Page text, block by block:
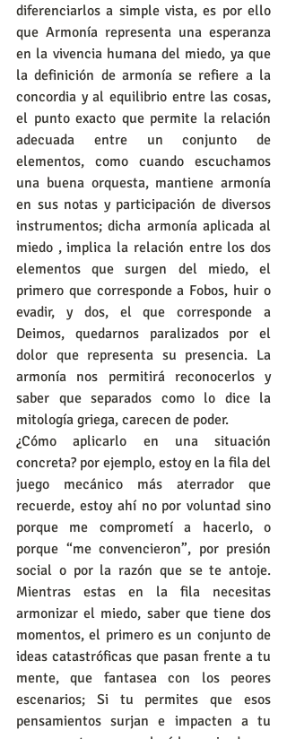
diferenciarlos a simple vista, es por ello
que Armonía representa una esperanza
en la vivencia humana del miedo, ya que
la definición de armonía se refiere a la
concordia y al equilibrio entre las cosas,
el punto exacto que permite la relación
adecuada entre un conjunto de
elementos, como cuando escuchamos
una buena orquesta, mantiene armonía
en sus notas y participación de diversos
instrumentos; dicha armonía aplicada al
miedo , implica la relación entre los dos
elementos que surgen del miedo, el
primero que corresponde a Fobos, huir o
evadir, y dos, el que corresponde a
Deimos, quedarnos paralizados por el
dolor que representa su presencia. La
armonía nos permitirá reconocerlos y
saber que separados como lo dice la
mitología griega, carecen de poder.
¿Cómo aplicarlo en una situación
concreta? por ejemplo, estoy en la fila del
juego mecánico más aterrador que
recuerde, estoy ahí no por voluntad sino
porque me comprometí a hacerlo, o
porque “me convencieron”, por presión
social o por la razón que se te antoje.
Mientras estas en la fila necesitas
armonizar el miedo, saber que tiene dos
momentos, el primero es un conjunto de
ideas catastróficas que pasan frente a tu
mente, que fantasea con los peores
escenarios; Si tu permites que esos
pensamientos surjan e impacten a tu